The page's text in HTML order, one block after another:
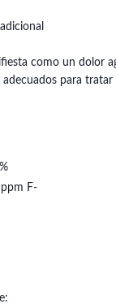
como un dolor
para
F-